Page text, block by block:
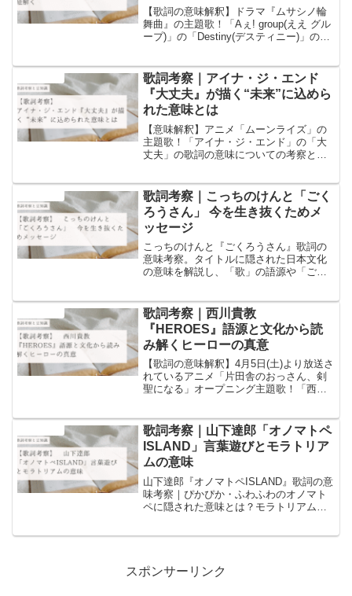
【歌詞の意味解釈】ドラマ『ムサシノ輪
舞曲』の主題歌！「Aぇ! group(ええ グル
ープ)」の「Destiny(デスティニー)」の歌
す！
歌詞考察｜アイナ・ジ・エンド
『大丈夫』が描く“未来”に込めら
れた意味とは
【意味解釈】アニメ「ムーンライズ」の
主題歌！「アイナ・ジ・エンド」の「大
丈夫」の歌詞の意味についての考察と歌
歌詞考察｜こっちのけんと「ごく
ろうさん」 今を生き抜くためメ
ッセージ
こっちのけんと『ごくろうさん』歌詞の
意味考察。タイトルに隠された日本文化
の意味を解説し、「歌」の語源や「ご苦
ログでは語られない驚きの視点を紹介。
歌詞考察｜西川貴教
『HEROES』語源と文化から読
み解くヒーローの真意
【歌詞の意味解釈】4月5日(土)より放送さ
れているアニメ「片田舎のおっさん、剣
聖になる」オープニング主題歌！「西川
るワードについての豆知識を書いていま
す！
歌詞考察｜山下達郎「オノマトペ
ISLAND」言葉遊びとモラトリア
ムの意味
山下達郎『オノマトペISLAND』歌詞の意
味考察｜ぴかぴか・ふわふわのオノマト
ペに隠された意味とは？モラトリアムや
スポンサーリンク